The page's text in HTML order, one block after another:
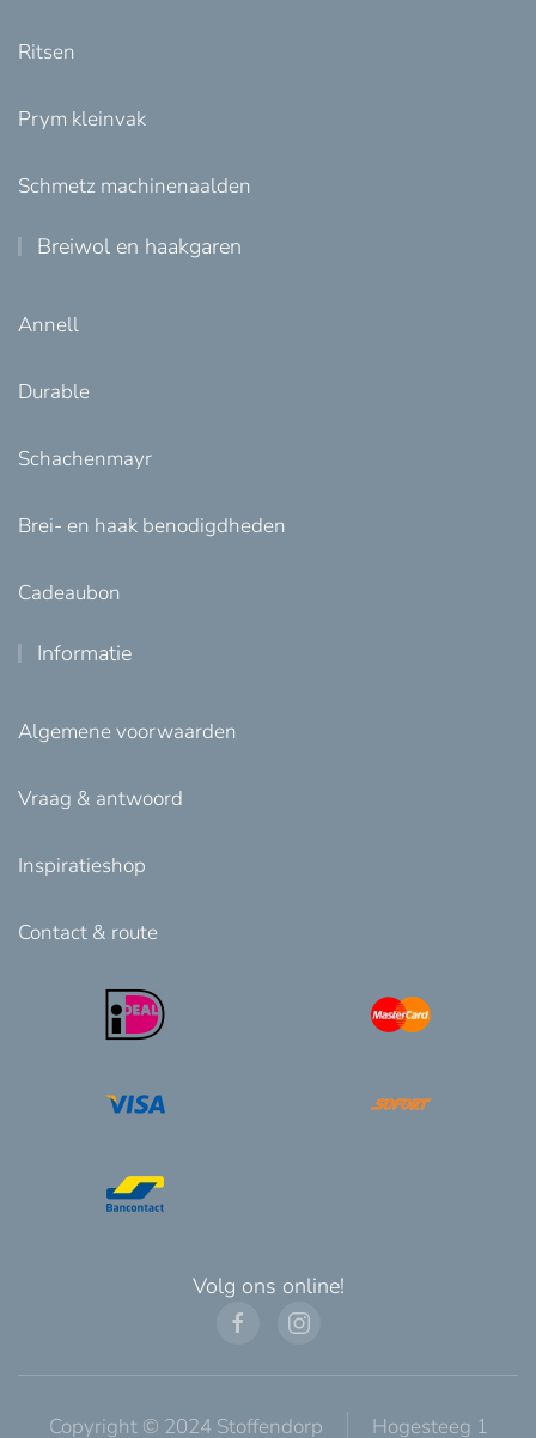
Ritsen
Prym kleinvak
Schmetz machinenaalden
Breiwol en haakgaren
Annell
Durable
Schachenmayr
Brei- en haak benodigdheden
Cadeaubon
Informatie
Algemene voorwaarden
Vraag & antwoord
Inspiratieshop
Contact & route
Volg ons online!
Copyright © 2024 Stoffendorp Hogesteeg 1